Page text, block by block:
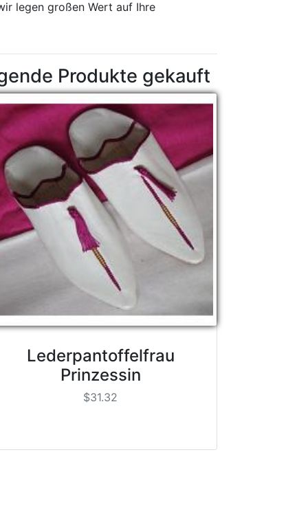
legen großen Wert auf Ihre
Produkte gekauft
Lederpantoffelfrau
Prinzessin
$31.32